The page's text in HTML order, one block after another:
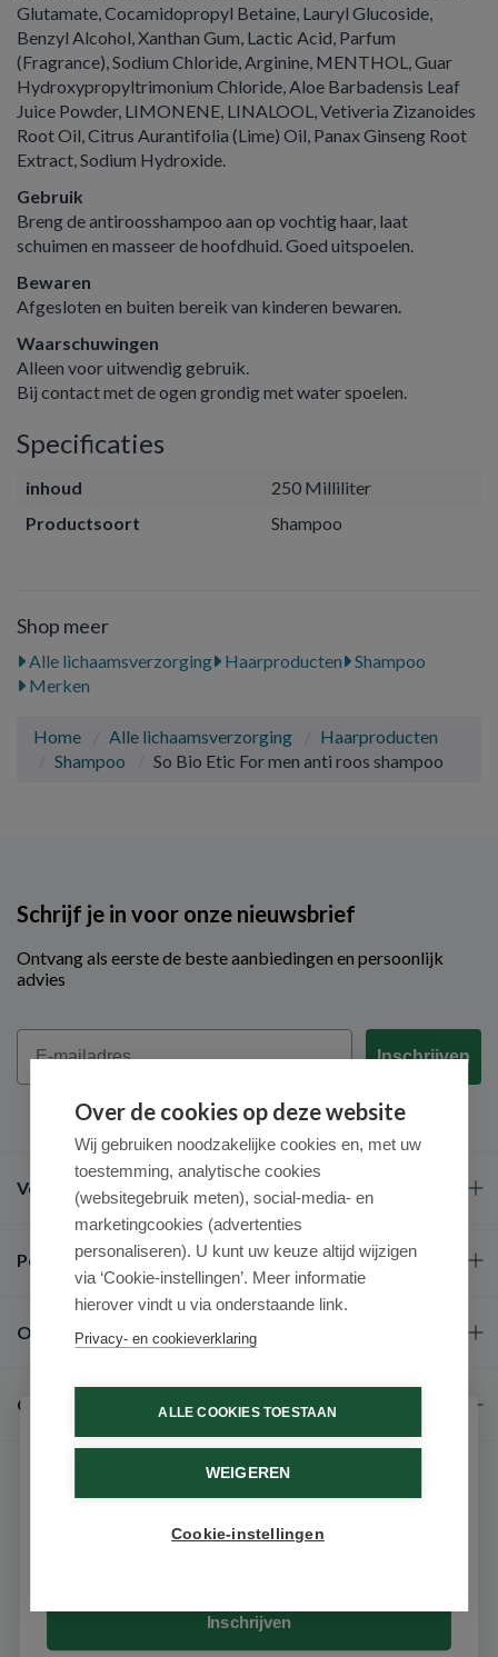
Glutamate, Cocamidopropyl Betaine, Lauryl Glucoside,
Benzyl Alcohol, Xanthan Gum, Lactic Acid, Parfum
(Fragrance), Sodium Chloride, Arginine, MENTHOL, Guar
Hydroxypropyltrimonium Chloride, Aloe Barbadensis Leaf
Juice Powder, LIMONENE, LINALOOL, Vetiveria Zizanoides
Root Oil, Citrus Aurantifolia (Lime) Oil, Panax Ginseng Root
Extract, Sodium Hydroxide.
Gebruik
Breng de antiroosshampoo aan op vochtig haar, laat
schuimen en masseer de hoofdhuid. Goed uitspoelen.
Bewaren
Afgesloten en buiten bereik van kinderen bewaren.
Waarschuwingen
Alleen voor uitwendig gebruik.
Bij contact met de ogen grondig met water spoelen.
Specificaties
inhoud
250 Milliliter
Productsoort
Shampoo
Shop meer
Alle lichaamsverzorging Haarproducten
Shampoo
Merken
Home Alle lichaamsverzorging
Haarproducten
Shampoo
So Bio Etic For men anti roos shampoo
Schrijf je in voor onze nieuwsbrief
Ontvang als eerste de beste aanbiedingen en persoonlijk
advies
Email
Inschrijven
Veel gestelde vragen
Populaire merken
Over ons
Contact
Over de cookies op deze website
Wij gebruiken noodzakelijke cookies en, met uw
toestemming, analytische cookies
(websitegebruik meten), social-media- en
marketingcookies (advertenties
personaliseren). U kunt uw keuze altijd wijzigen
via ‘Cookie-instellingen’. Meer informatie
hierover vindt u via onderstaande link.
Privacy- en cookieverklaring
ALLE COOKIES TOESTAAN
WEIGEREN
Cookie-instellingen
Schrijf je in voor onze nieuwsbrief
Ontvang als eerste de beste aanbiedingen en persoonlijk
advies
Inschrijven